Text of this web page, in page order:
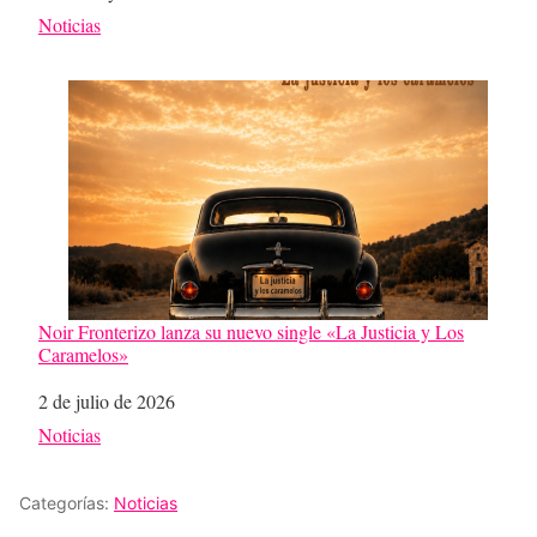
Respecto a
Noticias
Noir Fronterizo lanza su nuevo single «La Justicia y Los
Caramelos»
Fecha
2 de julio de 2026
Respecto a
Noticias
Categorías: Noticias